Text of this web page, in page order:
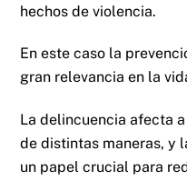
hechos de violencia.
En este caso la
gran relevancia en la
La delincuencia afecta
de distintas maneras, y
un papel crucial para